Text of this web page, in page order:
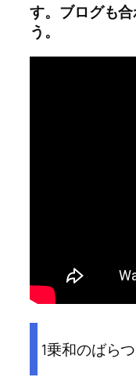
す。ブログも
う。
1乗和のばら